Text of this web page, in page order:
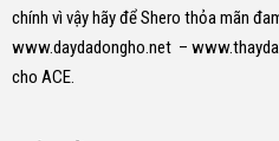
chính vì vậy hãy để Shero thỏa mãn
www.daydadongho.net –
cho ACE.